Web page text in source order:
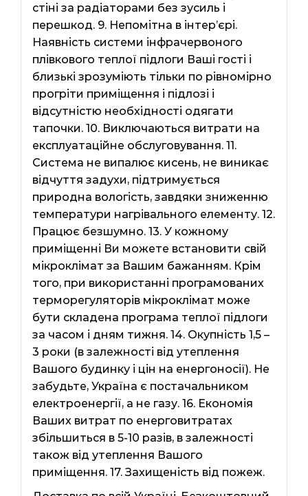
стіні за радіаторами без зусиль і
перешкод. 9. Непомітна в інтер’єрі.
Наявність системи інфрачервоного
плівкового теплої підлоги Ваші гості і
близькі зрозуміють тільки по рівномірно
прогріти приміщення і підлозі і
відсутністю необхідності одягати
тапочки. 10. Виключаються витрати на
експлуатаційне обслуговування. 11.
Система не випалює кисень, не виникає
відчуття задухи, підтримується
природна вологість, завдяки зниженню
температури нагрівального елементу. 12.
Працює безшумно. 13. У кожному
приміщенні Ви можете встановити свій
мікроклімат за Вашим бажанням. Крім
того, при використанні програмованих
терморегуляторів мікроклімат може
бути складена програма теплої підлоги
за часом і дням тижня. 14. Окупність 1,5 –
3 роки (в залежності від утеплення
Вашого будинку і цін на енергоносії). Не
забудьте, Україна є постачальником
електроенергії, а не газу. 16. Економія
Ваших витрат по енерговитратах
збільшиться в 5-10 разів, в залежності
також від утеплення Вашого
приміщення. 17. Захищеність від пожеж.